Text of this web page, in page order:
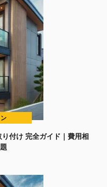
り付け 完全ガイド｜費用相